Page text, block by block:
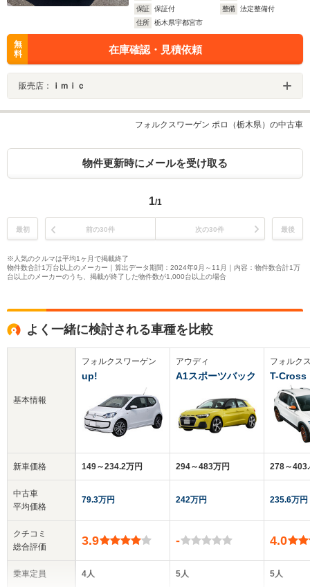
保証
保証付 整備
法定整備付
住所
栃木県宇都宮市
無
料
在庫確認・見積依頼
販売店： ｉｍｉｃ
フォルクスワーゲン ポロ（栃木県）の中古車
物件更新時にメールを受け取る
1/1
最初 前の30件 次の30件 最後
※人気のクルマは平均1ヶ月で掲載終了
物件数合計1万台以上のメーカー｜算出データ期間：2024年9月～11月｜内容：物件数合計1万
台以上のメーカーのうち、掲載が終了した物件数が1,000台以上の場合
よく一緒に検討される車種を比較
基本情報
新車価格
中古車
平均価格
クチコミ
総合評価
乗車定員
フォルクスワーゲン
up!
149～234.2万円
79.3万円
3.9
4人
アウディ
A1スポーツバック
294～483万円
242万円
-
5人
フォルク
T-Cross
278～
235.6万円
4.0
5人